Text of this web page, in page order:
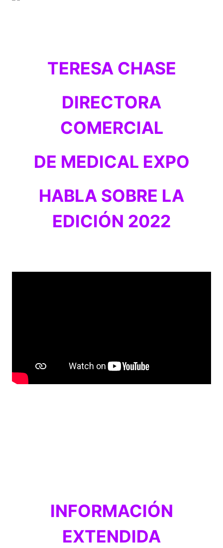
TERESA CHASE
DIRECTORA
COMERCIAL
DE MEDICAL EXPO
HABLA SOBRE LA
EDICIÓN 2022
INFORMACIÓN
EXTENDIDA